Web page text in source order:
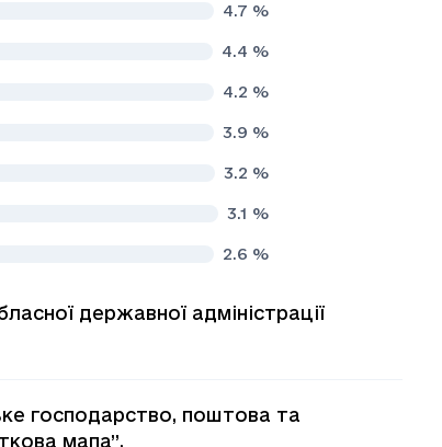
4.7 %
4.4 %
4.2 %
3.9 %
3.2 %
3.1 %
2.6 %
державної адміністрації
господарство, поштова та
мапа”.